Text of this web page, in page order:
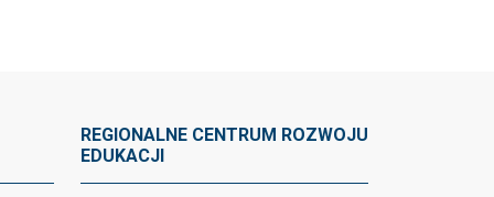
REGIONALNE CENTRUM ROZWOJU
EDUKACJI